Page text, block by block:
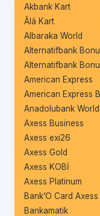
Akbank Kart
Âlâ Kart
Albaraka World
Alternatifbank
Alternatifbank
American Express
American Express
Anadolubank
Axess Business
Axess exi26
Axess Gold
Axess KOBİ
Axess Platinum
Bank’O Card Axess
Bankamatik